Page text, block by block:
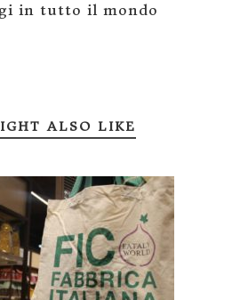
in tutto il mondo
ALSO LIKE